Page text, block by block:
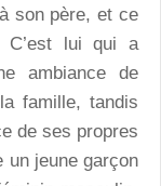
son père, et ce
C’est lui qui a
ambiance de
famille, tandis
de ses propres
un jeune garçon